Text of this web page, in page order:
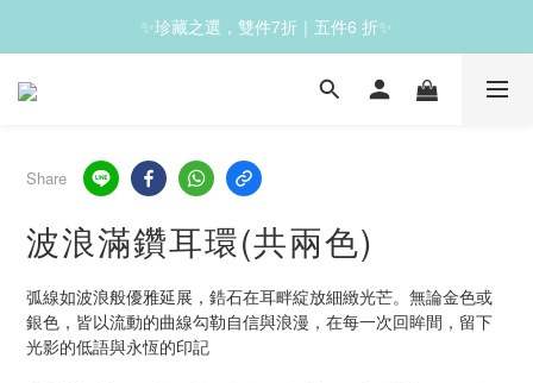
✨滿1200免運✨
✨珍藏之選，雙件7折｜五件6 折✨
Share
波浪滿鑽耳環(共兩色)
弧線如波浪般優雅延展，鋯石在耳畔綻放細緻光芒。無論金色或
銀色，皆以流動的曲線勾勒自信與浪漫，在每一次回眸間，留下
光影的低語與永恆的印記